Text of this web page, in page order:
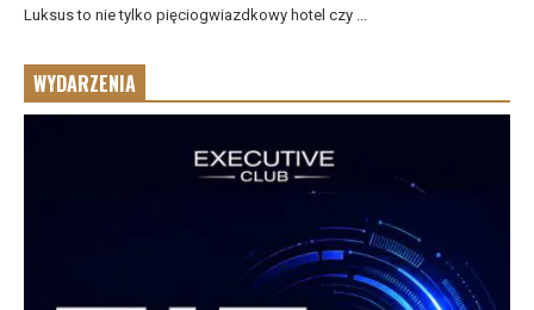
Luksus to nie tylko pięciogwiazdkowy hotel czy ...
WYDARZENIA